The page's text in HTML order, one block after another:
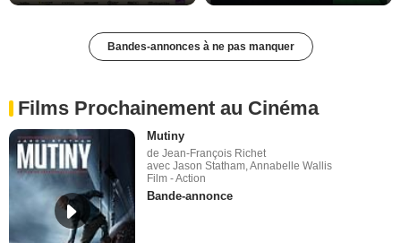
Bandes-annonces à ne pas manquer
Films Prochainement au Cinéma
Mutiny
de Jean-François Richet
avec Jason Statham, Annabelle Wallis
Film - Action
Bande-annonce